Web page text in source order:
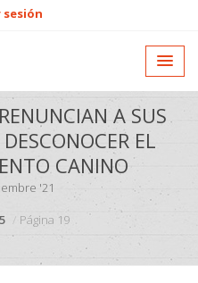
sesión
A SUS
EL
CANINO
'21
Página 19